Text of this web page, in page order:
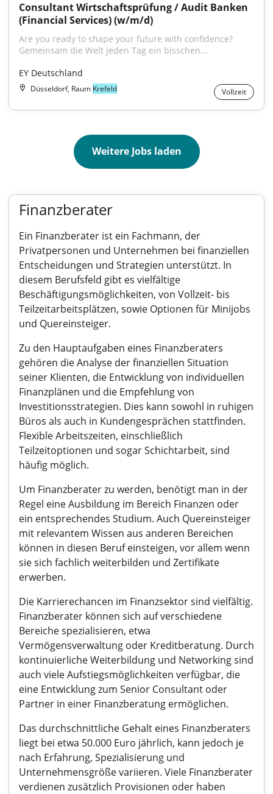
Consultant Wirtschaftsprüfung / Audit Banken
(Financial Services) (w/m/d)
Are you ready to shape your future with confidence?
Gemeinsam die Welt jeden Tag ein bisschen...
EY Deutschland
Düsseldorf, Raum Krefeld Vollzeit
Weitere Jobs laden
Finanzberater
Ein Finanzberater ist ein Fachmann, der
Privatpersonen und Unternehmen bei finanziellen
Entscheidungen und Strategien unterstützt. In
diesem Berufsfeld gibt es vielfältige
Beschäftigungsmöglichkeiten, von Vollzeit- bis
Teilzeitarbeitsplätzen, sowie Optionen für Minijobs
und Quereinsteiger.
Zu den Hauptaufgaben eines Finanzberaters
gehören die Analyse der finanziellen Situation
seiner Klienten, die Entwicklung von individuellen
Finanzplänen und die Empfehlung von
Investitionsstrategien. Dies kann sowohl in ruhigen
Büros als auch in Kundengesprächen stattfinden.
Flexible Arbeitszeiten, einschließlich
Teilzeitoptionen und sogar Schichtarbeit, sind
häufig möglich.
Um Finanzberater zu werden, benötigt man in der
Regel eine Ausbildung im Bereich Finanzen oder
ein entsprechendes Studium. Auch Quereinsteiger
mit relevantem Wissen aus anderen Bereichen
können in diesen Beruf einsteigen, vor allem wenn
sie sich fachlich weiterbilden und Zertifikate
erwerben.
Die Karrierechancen im Finanzsektor sind vielfältig.
Finanzberater können sich auf verschiedene
Bereiche spezialisieren, etwa
Vermögensverwaltung oder Kreditberatung. Durch
kontinuierliche Weiterbildung und Networking sind
auch viele Aufstiegsmöglichkeiten verfügbar, die
eine Entwicklung zum Senior Consultant oder
Partner in einer Finanzberatung ermöglichen.
Das durchschnittliche Gehalt eines Finanzberaters
liegt bei etwa 50.000 Euro jährlich, kann jedoch je
nach Erfahrung, Spezialisierung und
Unternehmensgröße variieren. Viele Finanzberater
verdienen zusätzlich Provisionen oder haben